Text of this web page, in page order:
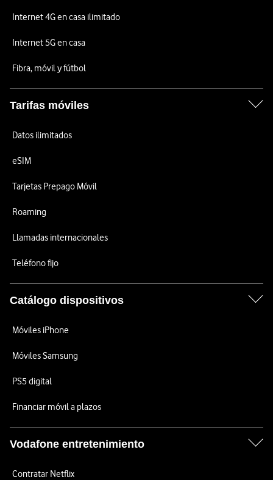
Internet 4G en casa ilimitado
Internet 5G en casa
Fibra, móvil y fútbol
Tarifas móviles
Datos ilimitados
eSIM
Tarjetas Prepago Móvil
Roaming
Llamadas internacionales
Teléfono fijo
Catálogo dispositivos
Móviles iPhone
Móviles Samsung
PS5 digital
Financiar móvil a plazos
Vodafone entretenimiento
Contratar Netflix